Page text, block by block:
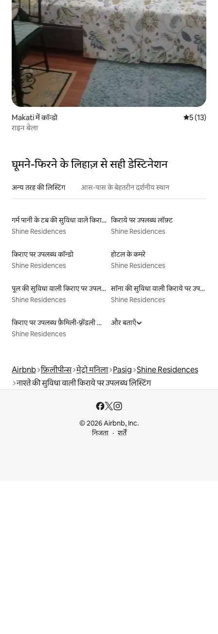
Makati में कॉन्डो औसत रेटिंग
5 (13)
राइन बेला
घूमने-फिरने के लिहाज़ से सही डेस्टिनेशन
अन्य तरह की लिस्टिंग आस-पास के बेहतरीन दर्शनीय स्थान
गर्म पानी के टब की सुविधा वाले किराये पर उपलब्ध यर्ट टेंट
Shine Residences
किराये पर उपलब्ध लॉफ़्ट
Shine Residences
किराए पर उपलब्ध कॉन्डो
Shine Residences
होटल के कमरे
Shine Residences
पूल की सुविधा वाली किराए पर उपलब्ध लिस्टिंग
Shine Residences
सॉना की सुविधा वाली किराये पर उपलब्ध लिस्टिंग
Shine Residences
किराए पर उपलब्ध फ़ैमिली-फ़्रेंडली लिस्टिंग
Shine Residences
और बताएँ
Airbnb फ़िलीपीन्स मेट्रो मनिला Pasig Shine Residences
नाश्ते की सुविधा वाली किराये पर उपलब्ध लिस्टिंग
© 2026 Airbnb, Inc.
निजता
शर्तें